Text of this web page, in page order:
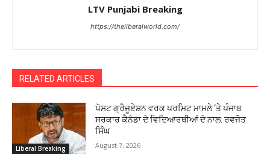
LTV Punjabi Breaking
https://theliberalworld.com/
RELATED ARTICLES
Liberal Breaking
ਪੋਸਟ ਗ੍ਰੈਜੂਏਸ਼ਨ ਵਰਕ ਪਰਮਿਟ ਮਾਮਲੇ ‘ਤੇ ਪੰਜਾਬ
ਸਰਕਾਰ ਕੈਨੇਡਾ ਦੇ ਵਿਦਿਆਰਥੀਆਂ ਦੇ ਨਾਲ: ਰਵਜੋਤ
ਸਿੰਘ
August 7, 2026